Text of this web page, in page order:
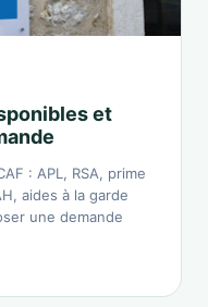
et
: APL, RSA, prime
aides à la garde
une demande